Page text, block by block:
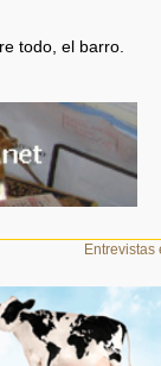
todo, el barro.
Entrevistas